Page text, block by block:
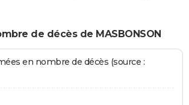
de décès de MASBONSON
en nombre de décès (source :